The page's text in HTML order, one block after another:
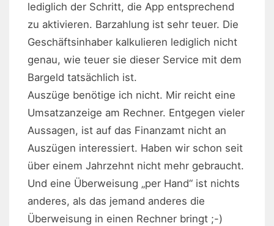
lediglich der Schritt, die App entsprechend
zu aktivieren. Barzahlung ist sehr teuer. Die
Geschäftsinhaber kalkulieren lediglich nicht
genau, wie teuer sie dieser Service mit dem
Bargeld tatsächlich ist.
Auszüge benötige ich nicht. Mir reicht eine
Umsatzanzeige am Rechner. Entgegen vieler
Aussagen, ist auf das Finanzamt nicht an
Auszügen interessiert. Haben wir schon seit
über einem Jahrzehnt nicht mehr gebraucht.
Und eine Überweisung „per Hand“ ist nichts
anderes, als das jemand anderes die
Überweisung in einen Rechner bringt ;-)